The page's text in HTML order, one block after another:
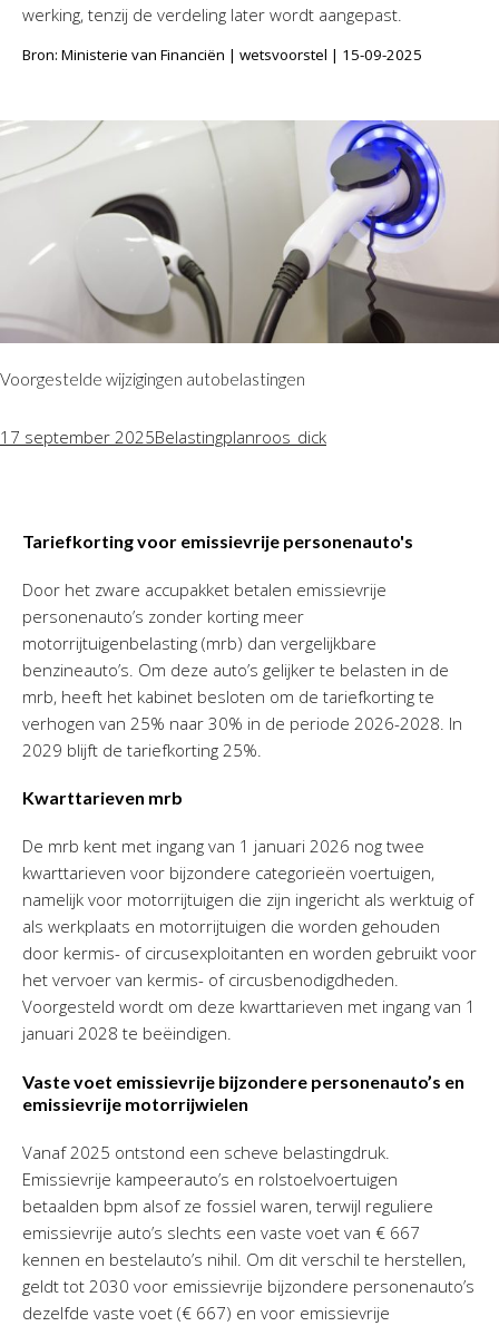
werking, tenzij de verdeling later wordt aangepast.
Bron: Ministerie van Financiën | wetsvoorstel | 15-09-2025
Voorgestelde wijzigingen autobelastingen
17 september 2025Belastingplanroos_dick
Tariefkorting voor emissievrije personenauto's
Door het zware accupakket betalen emissievrije
personenauto’s zonder korting meer
motorrijtuigenbelasting (mrb) dan vergelijkbare
benzineauto’s. Om deze auto’s gelijker te belasten in de
mrb, heeft het kabinet besloten om de tariefkorting te
verhogen van 25% naar 30% in de periode 2026-2028. In
2029 blijft de tariefkorting 25%.
Kwarttarieven mrb
De mrb kent met ingang van 1 januari 2026 nog twee
kwarttarieven voor bijzondere categorieën voertuigen,
namelijk voor motorrijtuigen die zijn ingericht als werktuig of
als werkplaats en motorrijtuigen die worden gehouden
door kermis- of circusexploitanten en worden gebruikt voor
het vervoer van kermis- of circusbenodigdheden.
Voorgesteld wordt om deze kwarttarieven met ingang van 1
januari 2028 te beëindigen.
Vaste voet emissievrije bijzondere personenauto’s en
emissievrije motorrijwielen
Vanaf 2025 ontstond een scheve belastingdruk.
Emissievrije kampeerauto’s en rolstoelvoertuigen
betaalden bpm alsof ze fossiel waren, terwijl reguliere
emissievrije auto’s slechts een vaste voet van € 667
kennen en bestelauto’s nihil. Om dit verschil te herstellen,
geldt tot 2030 voor emissievrije bijzondere personenauto’s
dezelfde vaste voet (€ 667) en voor emissievrije